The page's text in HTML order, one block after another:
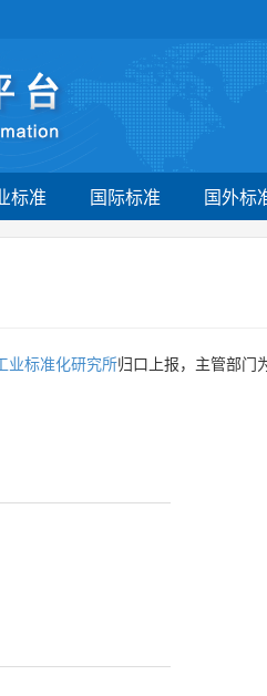
标准 国际标准 国外标
业标准化研究所归口上报，主管部门